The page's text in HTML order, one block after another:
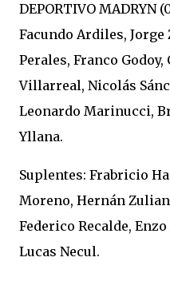
DEPORTIVO
Facundo Ardiles,
Perales, Franco
Villarreal, Nicolás
Leonardo Marinucci,
Yllana.
Suplentes: Frabricio
Moreno, Hernán
Federico Recalde,
Lucas Necul.